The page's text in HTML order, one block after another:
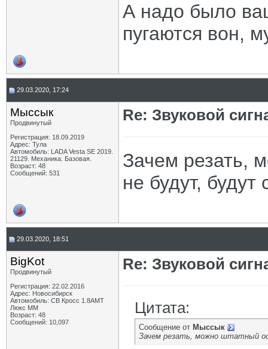
А надо было
пугаются вон,
29.03.2020, 17:24
Мыссык
Продвинутый
Регистрация: 18.09.2019
Адрес: Тула
Автомобиль: LADA Vesta SE 2019.
21129. Механика. Базовая.
Возраст: 48
Сообщений: 531
Re: Звуковой
Зачем резать,
не будут, будут
29.03.2020, 18:51
BigKot
Продвинутый
Регистрация: 22.02.2016
Адрес: Новосибирск
Автомобиль: СВ Кросс 1.8АМТ
Люкс ММ
Возраст: 48
Сообщений: 10,097
Re: Звуковой
Цитата:
Сообщение от Мыссык
Зачем резать, можно штатный